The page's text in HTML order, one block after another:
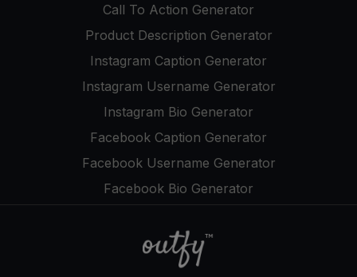
Call To Action Generator
Product Description Generator
Instagram Caption Generator
Instagram Username Generator
Instagram Bio Generator
Facebook Caption Generator
Facebook Username Generator
Facebook Bio Generator